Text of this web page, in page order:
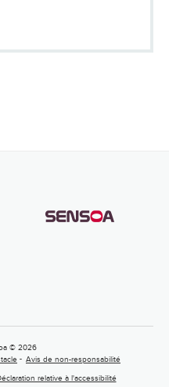
© 2026
Avis de non-responsabilité
relative à l'accessibilité